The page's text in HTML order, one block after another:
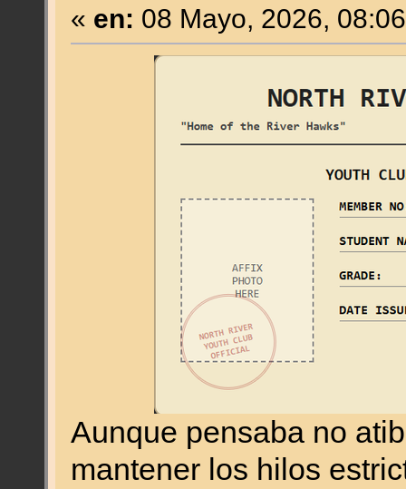
« en: 08 Mayo, 2026,
Aunque pensaba no
mantener los hilos